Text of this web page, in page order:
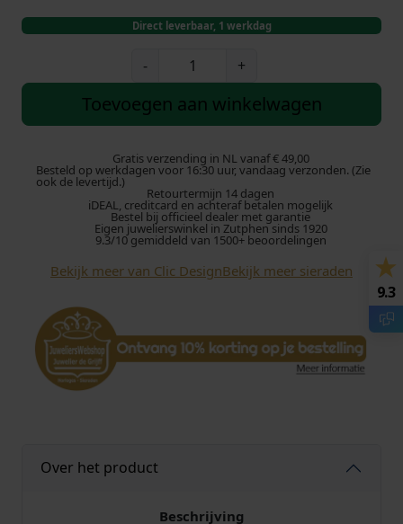
Direct leverbaar, 1 werkdag
-
i
n
K
I
I
G
R
a
+
Toevoegen aan winkelwagen
Gratis verzending in NL vanaf € 49,00
Besteld op werkdagen voor 16:30 uur, vandaag verzonden. (Zie
ook de levertijd.)
Retourtermijn 14 dagen
iDEAL, creditcard en achteraf betalen mogelijk
Bestel bij officieel dealer met garantie
Eigen juwelierswinkel in Zutphen sinds 1920
9.3/10 gemiddeld van 1500+ beoordelingen
Bekijk meer van Clic DesignBekijk meer sieraden
Over het product
Beschrijving
9.3